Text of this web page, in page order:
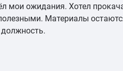
мои ожидания. Хотел
Материалы